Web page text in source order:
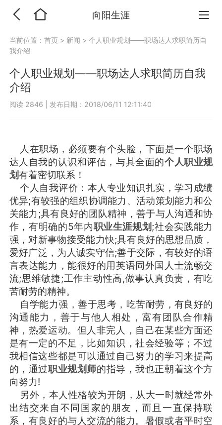
向阳生涯
当前位置：首页 > 新闻 >个人职业规划——职场达人求职简历自
我介绍
个人职业规划——职场达人求职简历自我
介绍
阅读 2846 发布日期：2018/06/11 12:11:40
人在职场，必须要有个头脸，下面是一个职场
达人自我的认识和评估，与其全面的个人职业规
划有着密切联系！
个人自我评价：本人专业知识扎实，学习成绩
优异;有较强的组织协调能力、活动策划能力和公
关能力;具有良好的团队精神，善于与人沟通和协
作，有明确的5年内职业生涯规划 ;社会实践能力
强，对新事物接受能力快;具有良好的思想品质，
爱好广泛，为人诚实守信;善于交际，有较好的语
言表达能力，能很好的用英语同外国人士流畅交
流;思维敏捷;工作主动性高,做事认真负责，有吃
苦耐劳的精神。
自学能力强，善于思考，吃苦耐劳，有良好的
沟通能力，善于与他人相处，富有团队合作精
神，热爱运动。但人非完人，自己在某些方面还
是有一定的不足，比如知识，社会经验等；不过
我相信这些都是可以通过自己努力的学习来提高
的，通过职业规划师的指导，我也正朝着这个方
向努力!
另外，本人性格较为开朗，从大一时就经常外
出结交来自不同国家的朋友，而且一直保持联
系，有良好的与人交流的能力。暑假或者平时空